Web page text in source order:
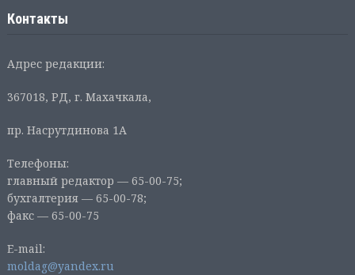
Контакты
Адрес редакции:
367018, РД, г. Махачкала,
пр. Насрутдинова 1А
Телефоны:
главный редактор — 65-00-75;
бухгалтерия — 65-00-78;
факс — 65-00-75
E-mail:
moldag@yandex.ru